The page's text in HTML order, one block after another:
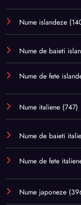
Nume islandeze
Nume de baieti
Nume de fete
Nume italiene (747)
Nume de baieti
Nume de fete
Nume japoneze